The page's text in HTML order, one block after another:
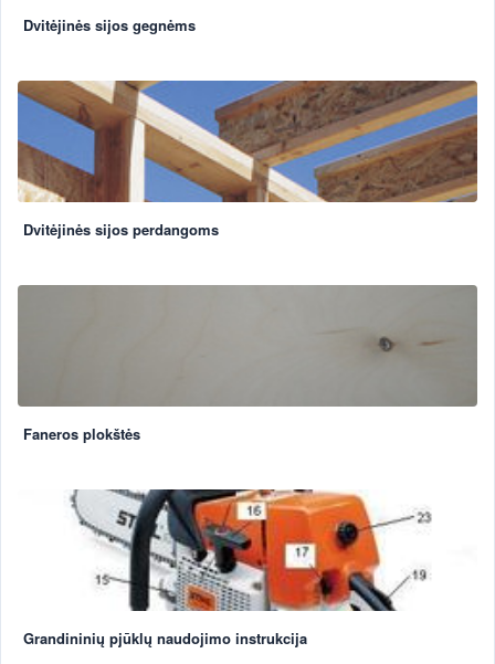
Dvitėjinės sijos gegnėms
Dvitėjinės sijos perdangoms
Faneros plokštės
Grandininių pjūklų naudojimo instrukcija